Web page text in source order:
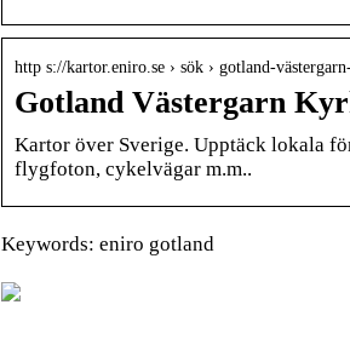
http s://kartor.eniro.se › sök › gotland-
Gotland Västergarn
Kartor över Sverige. Upptäck lokala
flygfoton, cykelvägar m.m..
Keywords: eniro gotland